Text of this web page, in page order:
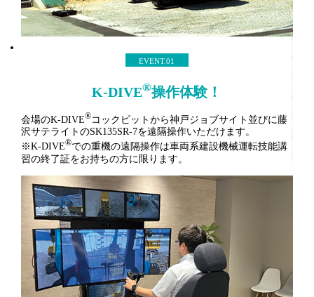
EVENT.01
K-DIVE®操作体験！
会場のK-DIVE®コックピットから神戸ジョブサイト並びに藤
沢サテライトのSK135SR-7を遠隔操作いただけます。
※K-DIVE®での重機の遠隔操作は車両系建設機械運転技能講
習の終了証をお持ちの方に限ります。